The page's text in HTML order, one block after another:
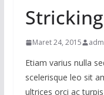
Maret 24, 2015
Etiam varius nulla
scelerisque leo sit
ultrices orci ac